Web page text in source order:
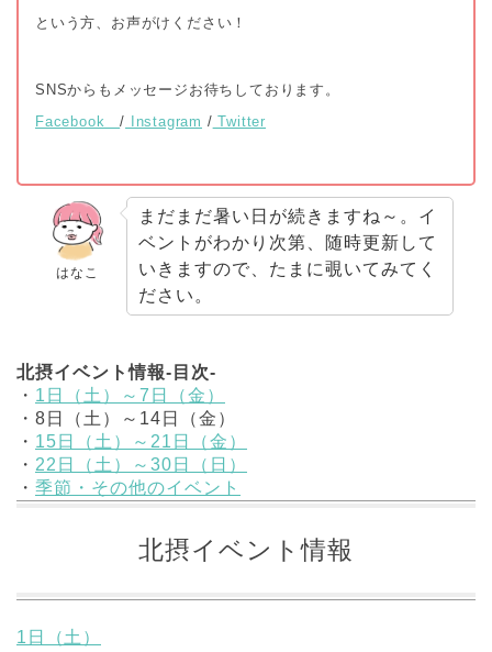
という方、お声がけください！
SNSからもメッセージお待ちしております。
Facebook/ Instagram / Twitter
はなこ
まだまだ暑い日が続きますね～。イ
ベントがわかり次第、随時更新して
いきますので、たまに覗いてみてく
ださい。
北摂イベント情報-目次-
・ 1日（土）～7日（金）
・8日（土）～14日（金）
・ 15日（土）～21日（金）
・ 22日（土）～30日（日）
・ 季節・その他のイベント
北摂イベント情報
1日（土）